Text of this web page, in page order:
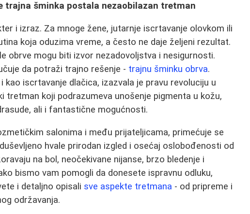
trajna šminka postala nezaobilazan tretman
i izraz. Za mnoge žene, jutarnje iscrtavanje olovkom ili
koja oduzima vreme, a često ne daje željeni rezultat.
obrve mogu biti izvor nezadovoljstva i nesigurnosti.
da potraži trajno rešenje - trajnu šminku obrva.
kao iscrtavanje dlačica, izazvala je pravu revoluciju u
tretman koji podrazumeva unošenje pigmenta u kožu,
ali i fantastične mogućnosti.
salonima i među prijateljicama, primećuje se
hvale prirodan izgled i osećaj oslobođenosti od
na bol, neočekivane nijanse, brzo bledenje i
bismo vam pomogli da donesete ispravnu odluku,
i detaljno opisali sve aspekte tretmana - od pripreme i
održavanja.